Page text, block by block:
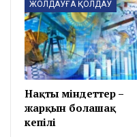
ЖОЛДАУҒА ҚОЛДАУ
Нақты міндеттер –
жарқын болашақ
кепілі